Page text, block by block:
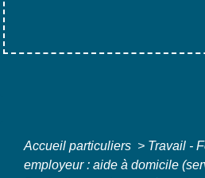
Accueil particuliers > Travail -
employeur : aide à domicile